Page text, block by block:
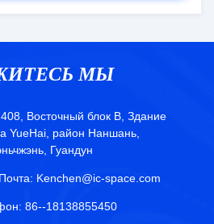
МЫ
Восточный блок B, Здание
YueHai, район Наншань,
Гуандун
Kenchen@ic-space.com
86--18138855450